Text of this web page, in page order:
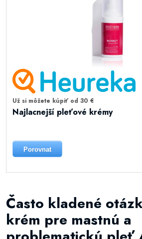
Už si môžete kúpiť od 30 €
Najlacnejší pleťové krémy
Porovnat
Často kladené
krém pre mastnú a